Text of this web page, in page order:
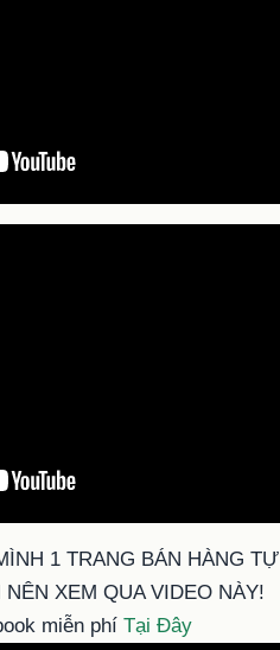
1 TRANG BÁN HÀNG TỰ
XEM QUA VIDEO NÀY!
miễn phí Tại Đây